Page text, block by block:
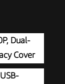
Dual-
Cover